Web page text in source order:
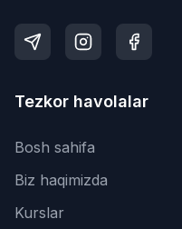
Tezkor havolalar
Bosh sahifa
Biz haqimizda
Kurslar